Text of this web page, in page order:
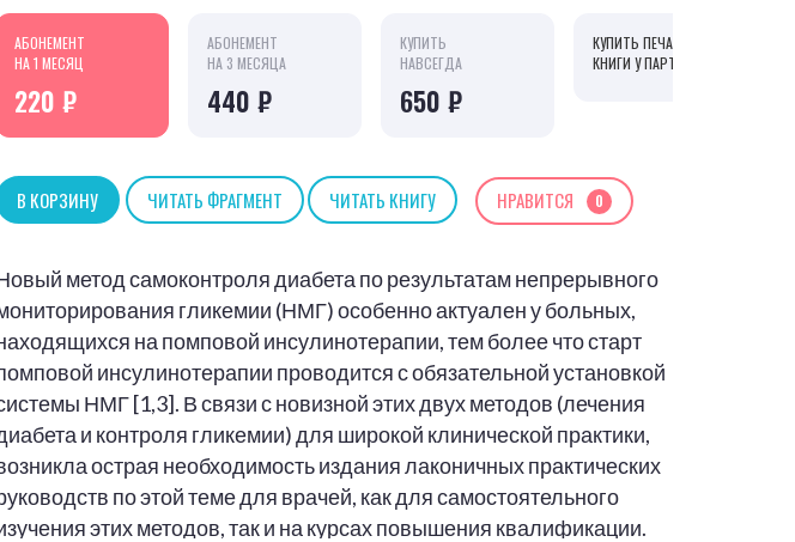
АБОНЕМЕНТ
НА 1 МЕСЯЦ
220 ₽
АБОНЕМЕНТ
НА 3 МЕСЯЦА
440 ₽
КУПИТЬ
НАВСЕГДА
650 ₽
КУПИТЬ ПЕЧАТНУЮ ВЕРСИЮ
КНИГИ У ПАРТНЁРОВ
В КОРЗИНУ ЧИТАТЬ ФРАГМЕНТ ЧИТАТЬ КНИГУ НРАВИТСЯ 0
метод самоконтроля диабета по результатам непрерывного
гликемии (НМГ) особенно актуален у больных,
на помповой инсулинотерапии, тем более что старт
инсулинотерапии проводится с обязательной установкой
НМГ [1,3]. В связи с новизной этих двух методов (лечения
и контроля гликемии) для широкой клинической практики,
острая необходимость издания лаконичных практических
по этой теме для врачей, как для самостоятельного
этих методов, так и на курсах повышения квалификации.